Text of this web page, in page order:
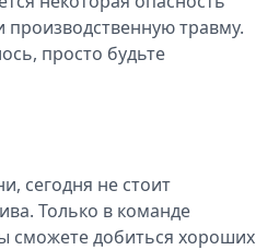
травму.
просто будьте
сегодня не стоит
Только в команде
сможете добиться хороших